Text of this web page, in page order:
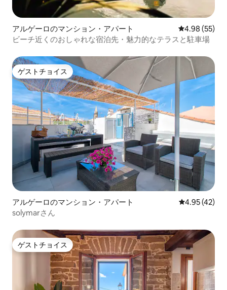
アルゲーロのマンション・アパート レビュー55
4.98 (55)
ビーチ近くのおしゃれな宿泊先・魅力的なテラスと駐車場
ゲストチョイス
ゲストチョイス
アルゲーロのマンション・アパート レビュー42
4.95 (42)
solymarさん
ゲストチョイス
ゲストチョイス